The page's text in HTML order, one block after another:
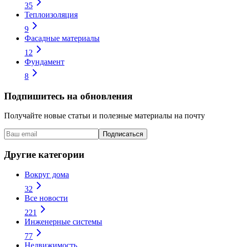
35
Теплоизоляция
9
Фасадные материалы
12
Фундамент
8
Подпишитесь на обновления
Получайте новые статьи и полезные материалы на почту
Подписаться
Другие категории
Вокруг дома
32
Все новости
221
Инженерные системы
77
Недвижимость